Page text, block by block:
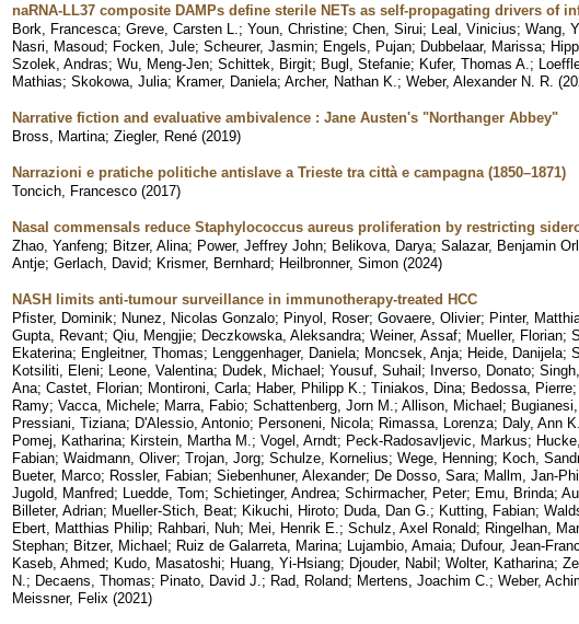
naRNA-LL37 composite DAMPs define sterile NETs as self-propagating drivers of
Bork, Francesca; Greve, Carsten L. ; Youn, Christine; Chen, Sirui; Leal, Vinicius; Wang,
Nasri, Masoud; Focken, Jule; Scheurer, Jasmin; Engels, Pujan; Dubbelaar, Marissa;
Szolek, Andras; Wu, Meng-Jen; Schittek, Birgit; Bugl, Stefanie; Kufer, Thomas A. ;
Mathias; Skokowa, Julia; Kramer, Daniela; Archer, Nathan K. ; Weber, Alexander N. R. (
Narrative fiction and evaluative ambivalence : Jane Austen's "Northanger Abbey"
Bross, Martina; Ziegler, René (2019)
Narrazioni e pratiche politiche antislave a Trieste tra città e campagna (1850–1871)
Toncich, Francesco (2017)
Nasal commensals reduce Staphylococcus aureus proliferation by restricting
Zhao, Yanfeng; Bitzer, Alina; Power, Jeffrey John; Belikova, Darya; Salazar, Benjamin
Antje; Gerlach, David; Krismer, Bernhard; Heilbronner, Simon (2024)
NASH limits anti-tumour surveillance in immunotherapy-treated HCC
Pfister, Dominik; Nunez, Nicolas Gonzalo; Pinyol, Roser; Govaere, Olivier; Pinter,
Gupta, Revant; Qiu, Mengjie; Deczkowska, Aleksandra; Weiner, Assaf; Mueller, Florian;
Ekaterina; Engleitner, Thomas; Lenggenhager, Daniela; Moncsek, Anja; Heide, Danijela;
Kotsiliti, Eleni; Leone, Valentina; Dudek, Michael; Yousuf, Suhail; Inverso, Donato;
Ana; Castet, Florian; Montironi, Carla; Haber, Philipp K. ; Tiniakos, Dina; Bedossa, Pierre;
Ramy; Vacca, Michele; Marra, Fabio; Schattenberg, Jorn M. ; Allison, Michael;
Pressiani, Tiziana; D'Alessio, Antonio; Personeni, Nicola; Rimassa, Lorenza; Daly, Ann K.
Pomej, Katharina; Kirstein, Martha M. ; Vogel, Arndt; Peck-Radosavljevic, Markus;
Fabian; Waidmann, Oliver; Trojan, Jorg; Schulze, Kornelius; Wege, Henning; Koch,
Bueter, Marco; Rossler, Fabian; Siebenhuner, Alexander; De Dosso, Sara; Mallm, Jan-
Jugold, Manfred; Luedde, Tom; Schietinger, Andrea; Schirmacher, Peter; Emu, Brinda;
Billeter, Adrian; Mueller-Stich, Beat; Kikuchi, Hiroto; Duda, Dan G. ; Kutting, Fabian;
Ebert, Matthias Philip; Rahbari, Nuh; Mei, Henrik E. ; Schulz, Axel Ronald; Ringelhan,
Stephan; Bitzer, Michael; Ruiz de Galarreta, Marina; Lujambio, Amaia; Dufour, Jean-
Kaseb, Ahmed; Kudo, Masatoshi; Huang, Yi-Hsiang; Djouder, Nabil; Wolter, Katharina;
N. ; Decaens, Thomas; Pinato, David J. ; Rad, Roland; Mertens, Joachim C. ; Weber,
Meissner, Felix (2021)